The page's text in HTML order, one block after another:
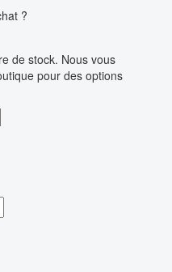
?
de stock. Nous vous
pour des options